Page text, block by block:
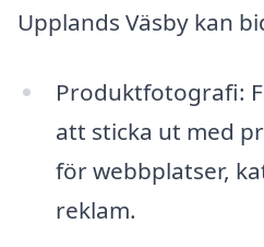
Upplands Väsby kan
Produktfotografi:
att sticka ut med
för webbplatser,
reklam.